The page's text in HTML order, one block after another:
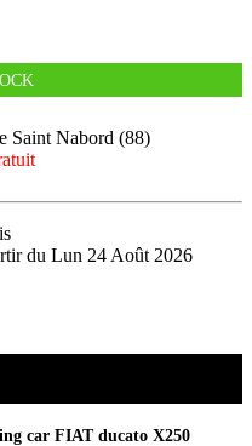
Saint Nabord (88)
du Lun 24 Août 2026
car FIAT ducato X250